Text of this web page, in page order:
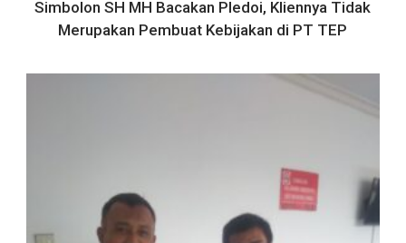
Simbolon SH MH Bacakan Pledoi, Kliennya Tidak
Merupakan Pembuat Kebijakan di PT TEP